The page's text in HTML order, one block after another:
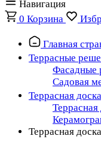
Навигация
0 Корзина
Главная
Террасные
Фасадные
Садовая
Террасная
Террасная
Террасная